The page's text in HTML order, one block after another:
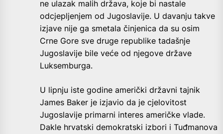
ne ulazak malih država, koje bi nastale
odcjepljenjem od Jugoslavije. U davanju takve
izjave nije ga smetala činjenica da su osim
Crne Gore sve druge republike tadašnje
Jugoslavije bile veće od njegove države
Luksemburga.
U lipnju iste godine američki državni tajnik
James Baker je izjavio da je cjelovitost
Jugoslavije primarni interes američke vlade.
Dakle hrvatski demokratski izbori i Tuđmanova